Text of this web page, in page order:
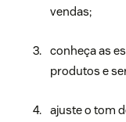
vendas;
conheça as
produtos e
ajuste o tom